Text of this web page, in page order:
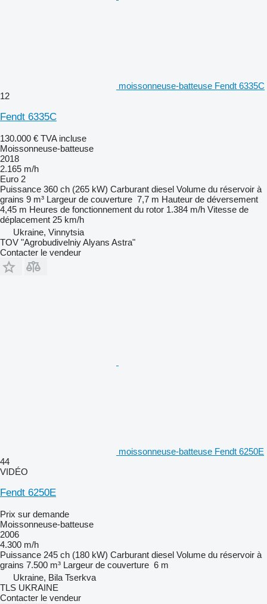
moissonneuse-batteuse Fendt 6335C
12
Fendt 6335C
130.000 € TVA incluse
Moissonneuse-batteuse
2018
2.165 m/h
Euro 2
Puissance 360 ch (265 kW) Carburant diesel Volume du réservoir à
grains 9 m³ Largeur de couverture 7,7 m Hauteur de déversement
4,45 m Heures de fonctionnement du rotor 1.384 m/h Vitesse de
déplacement 25 km/h
Ukraine, Vinnytsia
TOV "Agrobudivelniy Alyans Astra"
Contacter le vendeur
moissonneuse-batteuse Fendt 6250E
44
VIDÉO
Fendt 6250E
Prix sur demande
Moissonneuse-batteuse
2006
4.300 m/h
Puissance 245 ch (180 kW) Carburant diesel Volume du réservoir à
grains 7.500 m³ Largeur de couverture 6 m
Ukraine, Bila Tserkva
TLS UKRAINE
Contacter le vendeur